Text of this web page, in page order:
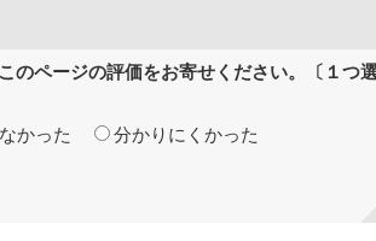
のページの評価をお寄せください。〔１つ
かった 分かりにくかった